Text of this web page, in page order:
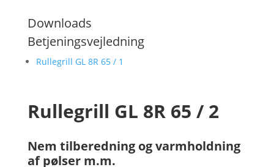
Downloads
Betjeningsvejledning
Rullegrill GL 8R 65 / 1
Rullegrill GL 8R 65 / 2
Nem tilberedning og varmholdning
af pølser m.m.